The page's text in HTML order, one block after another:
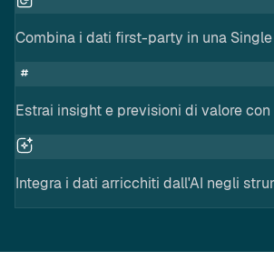
Combina i dati first-party in una
Estrai insight e previsioni di valore con
Integra i dati arricchiti dall'AI negli